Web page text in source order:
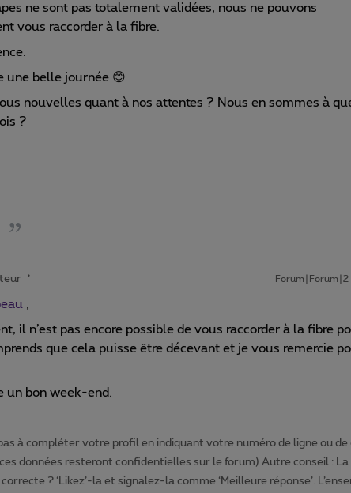
ne sont pas totalement validées, nous ne pouvons
vous raccorder à la fibre.
une belle journée 😊
nouvelles quant à nos attentes ? Nous en sommes à
?
Forum|Forum|2
,
il n’est pas encore possible de vous raccorder à la fibre
que cela puisse être décevant et je vous remercie
un bon week-end.
à compléter votre profil en indiquant votre numéro de ligne ou de
données resteront confidentielles sur le forum) Autre conseil : La
? ‘Likez’-la et signalez-la comme ‘Meilleure réponse’.